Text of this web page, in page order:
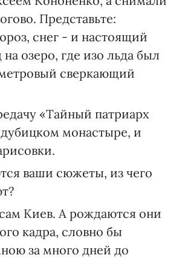
Представьте:
снег - и настоящий
озеро, где изо льда был
сверкающий
«Тайный патриарх
монастыре, и
ваши сюжеты, из чего
Киев. А рождаются они
кадра, словно бы
за много дней до